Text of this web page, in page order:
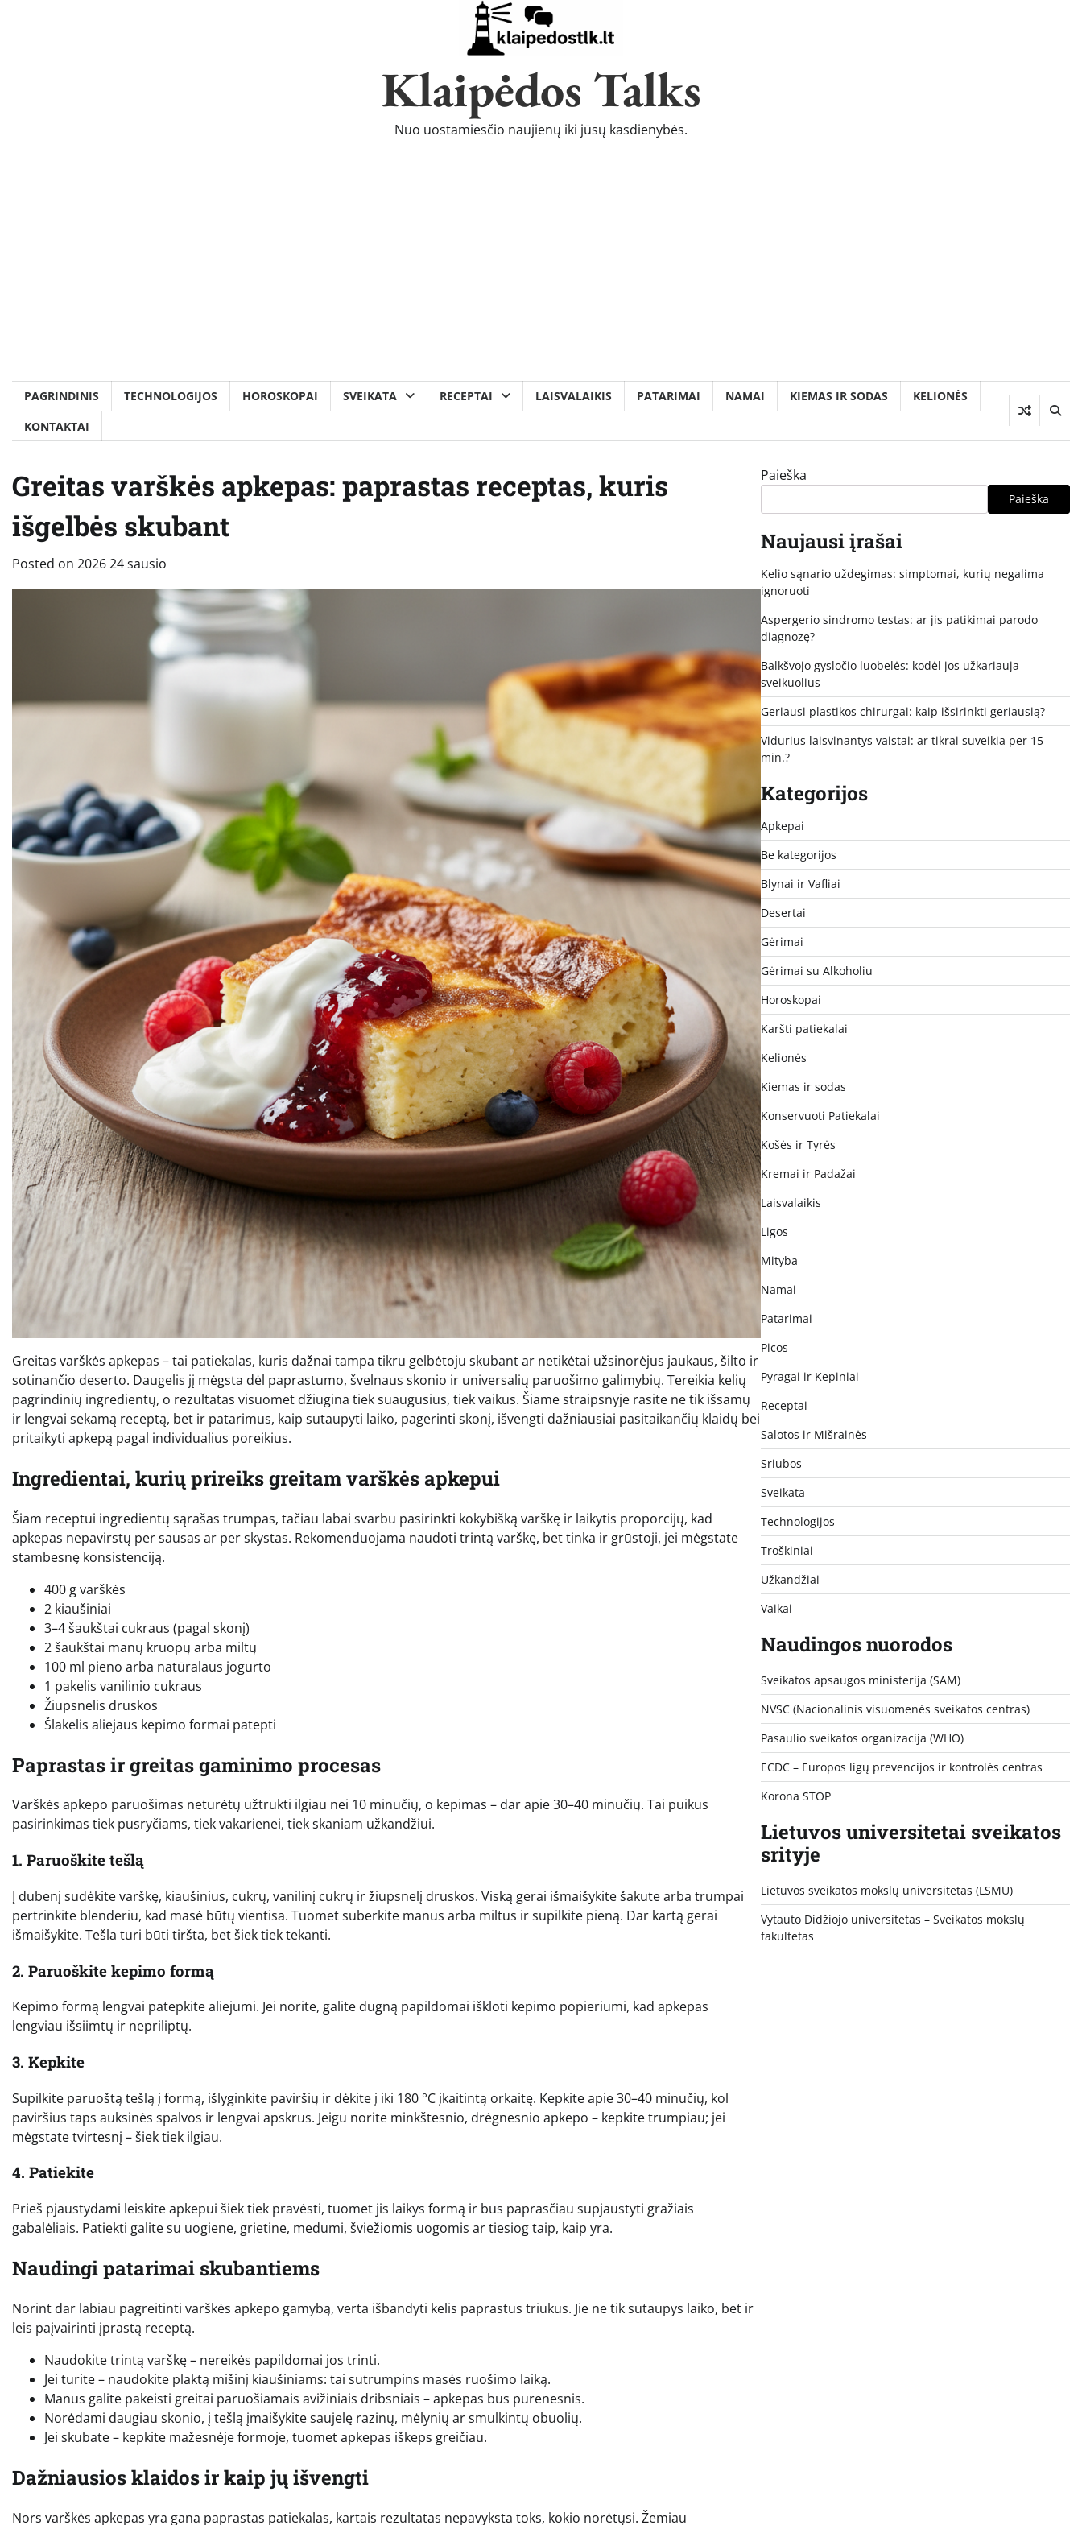
Klaipėdos Talks
Nuo uostamiesčio naujienų iki jūsų kasdienybės.
PAGRINDINIS TECHNOLOGIJOS HOROSKOPAI SVEIKATA RECEPTAI LAISVALAIKIS PATARIMAI NAMAI KIEMAS IR SODAS
KELIONĖS
KONTAKTAI
Greitas varškės apkepas: paprastas receptas, kuris
išgelbės skubant
Posted on 2026 24 sausio
Greitas varškės apkepas – tai patiekalas, kuris dažnai tampa tikru gelbėtoju skubant ar netikėtai užsinorėjus jaukaus, šilto ir
sotinančio deserto. Daugelis jį mėgsta dėl paprastumo, švelnaus skonio ir universalių paruošimo galimybių. Tereikia kelių
pagrindinių ingredientų, o rezultatas visuomet džiugina tiek suaugusius, tiek vaikus. Šiame straipsnyje rasite ne tik išsamų
ir lengvai sekamą receptą, bet ir patarimus, kaip sutaupyti laiko, pagerinti skonį, išvengti dažniausiai pasitaikančių klaidų bei
pritaikyti apkepą pagal individualius poreikius.
Ingredientai, kurių prireiks greitam varškės apkepui
Šiam receptui ingredientų sąrašas trumpas, tačiau labai svarbu pasirinkti kokybišką varškę ir laikytis proporcijų, kad
apkepas nepavirstų per sausas ar per skystas. Rekomenduojama naudoti trintą varškę, bet tinka ir grūstoji, jei mėgstate
stambesnę konsistenciją.
400 g varškės
2 kiaušiniai
3–4 šaukštai cukraus (pagal skonį)
2 šaukštai manų kruopų arba miltų
100 ml pieno arba natūralaus jogurto
1 pakelis vanilinio cukraus
Žiupsnelis druskos
Šlakelis aliejaus kepimo formai patepti
Paprastas ir greitas gaminimo procesas
Varškės apkepo paruošimas neturėtų užtrukti ilgiau nei 10 minučių, o kepimas – dar apie 30–40 minučių. Tai puikus
pasirinkimas tiek pusryčiams, tiek vakarienei, tiek skaniam užkandžiui.
1. Paruoškite tešlą
Į dubenį sudėkite varškę, kiaušinius, cukrų, vanilinį cukrų ir žiupsnelį druskos. Viską gerai išmaišykite šakute arba trumpai
pertrinkite blenderiu, kad masė būtų vientisa. Tuomet suberkite manus arba miltus ir supilkite pieną. Dar kartą gerai
išmaišykite. Tešla turi būti tiršta, bet šiek tiek tekanti.
2. Paruoškite kepimo formą
Kepimo formą lengvai patepkite aliejumi. Jei norite, galite dugną papildomai iškloti kepimo popieriumi, kad apkepas
lengviau išsiimtų ir nepriliptų.
3. Kepkite
Supilkite paruoštą tešlą į formą, išlyginkite paviršių ir dėkite į iki 180 °C įkaitintą orkaitę. Kepkite apie 30–40 minučių, kol
paviršius taps auksinės spalvos ir lengvai apskrus. Jeigu norite minkštesnio, drėgnesnio apkepo – kepkite trumpiau; jei
mėgstate tvirtesnį – šiek tiek ilgiau.
4. Patiekite
Prieš pjaustydami leiskite apkepui šiek tiek pravėsti, tuomet jis laikys formą ir bus paprasčiau supjaustyti gražiais
gabalėliais. Patiekti galite su uogiene, grietine, medumi, šviežiomis uogomis ar tiesiog taip, kaip yra.
Naudingi patarimai skubantiems
Norint dar labiau pagreitinti varškės apkepo gamybą, verta išbandyti kelis paprastus triukus. Jie ne tik sutaupys laiko, bet ir
leis paįvairinti įprastą receptą.
Naudokite trintą varškę – nereikės papildomai jos trinti.
Jei turite – naudokite plaktą mišinį kiaušiniams: tai sutrumpins masės ruošimo laiką.
Manus galite pakeisti greitai paruošiamais avižiniais dribsniais – apkepas bus purenesnis.
Norėdami daugiau skonio, į tešlą įmaišykite saujelę razinų, mėlynių ar smulkintų obuolių.
Jei skubate – kepkite mažesnėje formoje, tuomet apkepas iškeps greičiau.
Dažniausios klaidos ir kaip jų išvengti
Nors varškės apkepas yra gana paprastas patiekalas, kartais rezultatas nepavyksta toks, kokio norėtųsi. Žemiau
Paieška
Paieška
Naujausi įrašai
Kelio sąnario uždegimas: simptomai, kurių negalima
ignoruoti
Aspergerio sindromo testas: ar jis patikimai parodo
diagnozę?
Balkšvojo gysločio luobelės: kodėl jos užkariauja
sveikuolius
Geriausi plastikos chirurgai: kaip išsirinkti geriausią?
Vidurius laisvinantys vaistai: ar tikrai suveikia per 15
min.?
Kategorijos
Apkepai
Be kategorijos
Blynai ir Vafliai
Desertai
Gėrimai
Gėrimai su Alkoholiu
Horoskopai
Karšti patiekalai
Kelionės
Kiemas ir sodas
Konservuoti Patiekalai
Košės ir Tyrės
Kremai ir Padažai
Laisvalaikis
Ligos
Mityba
Namai
Patarimai
Picos
Pyragai ir Kepiniai
Receptai
Salotos ir Mišrainės
Sriubos
Sveikata
Technologijos
Troškiniai
Užkandžiai
Vaikai
Naudingos nuorodos
Sveikatos apsaugos ministerija (SAM)
NVSC (Nacionalinis visuomenės sveikatos centras)
Pasaulio sveikatos organizacija (WHO)
ECDC – Europos ligų prevencijos ir kontrolės centras
Korona STOP
Lietuvos universitetai sveikatos
srityje
Lietuvos sveikatos mokslų universitetas (LSMU)
Vytauto Didžiojo universitetas – Sveikatos mokslų
fakultetas